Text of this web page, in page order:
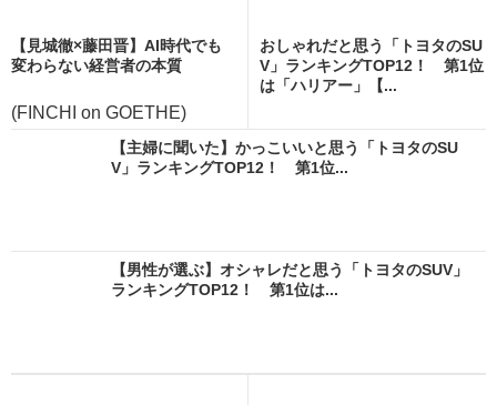
【見城徹×藤田晋】AI時代でも
変わらない経営者の本質
(FINCHI on GOETHE)
おしゃれだと思う「トヨタのSU
V」ランキングTOP12！ 第1位
は「ハリアー」【...
【主婦に聞いた】かっこいいと思う「トヨタのSU
V」ランキングTOP12！ 第1位...
【男性が選ぶ】オシャレだと思う「トヨタのSUV」
ランキングTOP12！ 第1位は...